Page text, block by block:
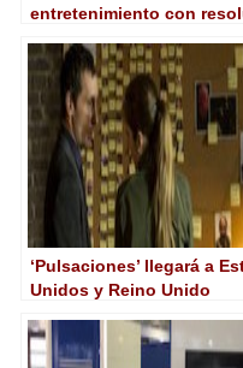
entretenimiento con
‘Pulsaciones’ llegará a
Unidos y Reino Unido